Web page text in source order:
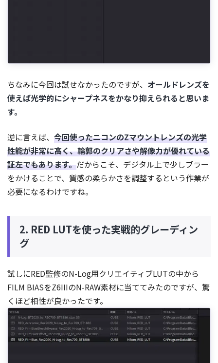
ちなみに今回は試せなかったのですが、 オールドレンズを
使えば光学的にシャープネスをかなり抑えられると思いま
す。
逆に言えば、 今回使ったニコンのZマウントレンズの光学
性能が非常に高く、輪郭のクリアさや解像力が優れている
証左でもあります。だからこそ、デジタル上で少しブラー
をかけることで、質感の柔らかさを調整するという作業が
必要になるわけですね。
2. RED LUTを使った実戦的グレーディン
グ
試しにRED監修のN-Log用クリエイティブLUTの中から
FILM BIASをZ6IIIのN-RAW素材に当ててみたのですが、驚
くほど相性が良かったです。